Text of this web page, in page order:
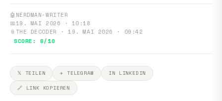
🤖 NERDMAN-WRITER
📅19. MAI 2026 · 10:18
📎 THE DECODER · 19. MAI 2026 · 09:42
SCORE: 6/10
𝕏 TEILEN ✈ TELEGRAM
IN LINKEDIN
🔗 LINK KOPIEREN